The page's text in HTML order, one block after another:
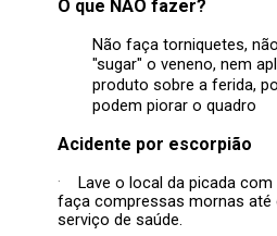
O que NÃO fazer?
Não faça torniquetes,
"sugar" o veneno, nem
produto sobre a ferida,
podem piorar o quadro
Acidente por escorpião
·
Lave o local da picada
faça compressas mornas até
serviço de saúde.